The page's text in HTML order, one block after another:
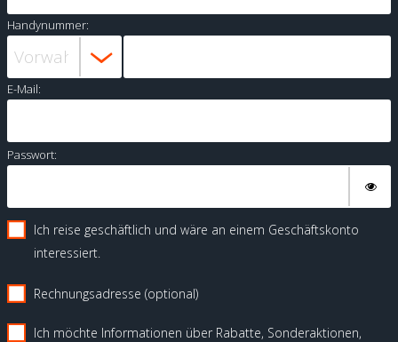
Handynummer:
E-Mail:
Passwort:
Ich reise geschäftlich und wäre an einem Geschäftskonto
interessiert.
Rechnungsadresse (optional)
Ich möchte Informationen über Rabatte, Sonderaktionen,